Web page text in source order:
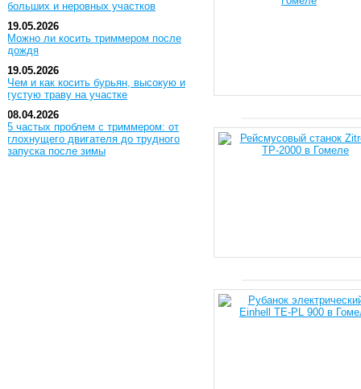
больших и неровных участков
19.05.2026
Можно ли косить триммером после
дождя
19.05.2026
Чем и как косить бурьян, высокую и
густую траву на участке
08.04.2026
5 частых проблем с триммером: от
глохнущего двигателя до трудного
запуска после зимы